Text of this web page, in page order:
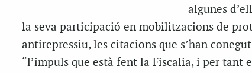
algunes
la seva participació en mobilitzacions de
antirepressiu, les citacions que s’han
“l’impuls que està fent la Fiscalia, i per tant